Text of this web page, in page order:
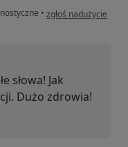
• w opinii użytkownika
zgłoś nadużycie
słowa! Jak
Dużo zdrowia!